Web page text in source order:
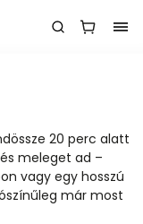
20 perc alatt
meleget ad –
vagy egy hosszú
már most